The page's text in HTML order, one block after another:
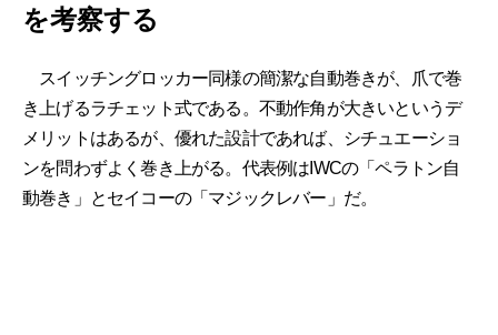
を考察する
スイッチングロッカー同様の簡潔な自動巻きが、爪で巻
き上げるラチェット式である。不動作角が大きいというデ
メリットはあるが、優れた設計であれば、シチュエーショ
ンを問わずよく巻き上がる。代表例はIWCの「ペラトン自
動巻き」とセイコーの「マジックレバー」だ。